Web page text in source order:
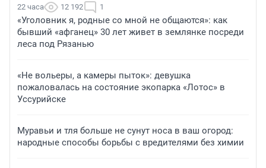
22 часа 12 192 1
«Уголовник я, родные со мной не общаются»: как
бывший «афганец» 30 лет живет в землянке посреди
леса под Рязанью
«Не вольеры, а камеры пыток»: девушка
пожаловалась на состояние экопарка «Лотос» в
Уссурийске
Муравьи и тля больше не сунут носа в ваш огород:
народные способы борьбы с вредителями без химии